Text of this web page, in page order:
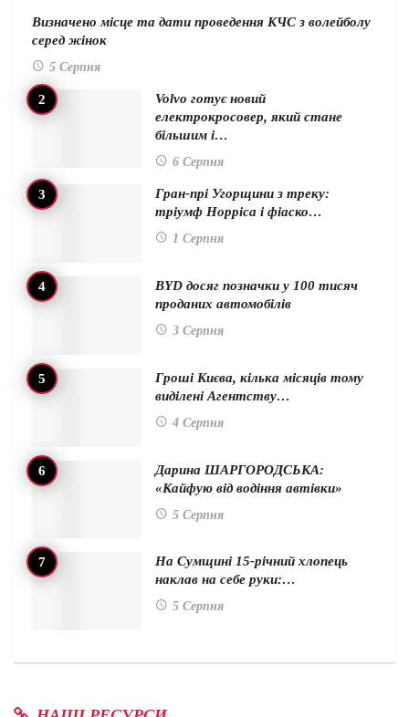
Визначено місце та дати проведення КЧС з волейболу
серед жінок
5 Серпня
Volvo готує новий
електрокросовер, який стане
більшим і…
6 Серпня
Гран-прі Угорщини з треку:
тріумф Норріса і фіаско…
1 Серпня
BYD досяг позначки у 100 тисяч
проданих автомобілів
3 Серпня
Гроші Києва, кілька місяців тому
виділені Агентству…
4 Серпня
Дарина ШАРГОРОДСЬКА:
«Кайфую від водіння автівки»
5 Серпня
На Сумщині 15-річний хлопець
наклав на себе руки:…
5 Серпня